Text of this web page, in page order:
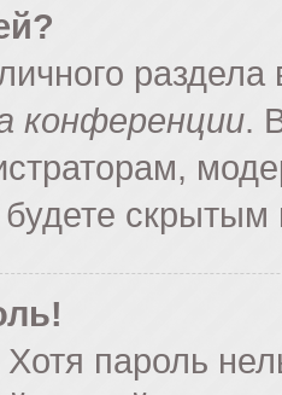
конференции.
скрытым
пароль